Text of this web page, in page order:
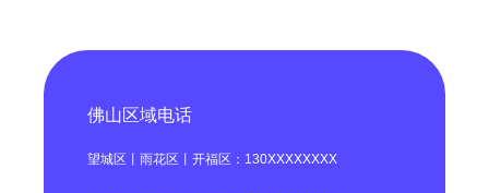
佛山区域电话
望城区丨雨花区丨开福区：130XXXXXXXX